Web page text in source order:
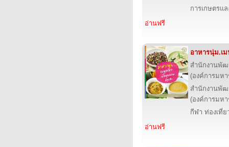
การเกษตรแ
อ่านฟรี
อาหารนุ่ม.เ
สำนักงานพัฒ
(องค์การมห
สำนักงานพัฒ
(องค์การมห
กีฬา ท่องเที่
อ่านฟรี